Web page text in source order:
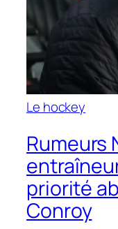
Le hockey
Rumeurs
priorité
Conroy